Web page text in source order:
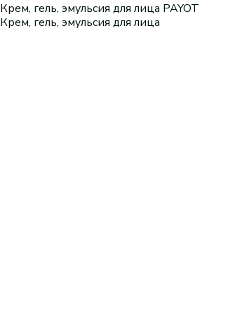
Крем, гель, эмульсия для лица PAYOT
Крем, гель, эмульсия для лица